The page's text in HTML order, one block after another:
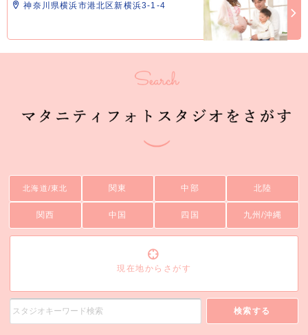
神奈川県横浜市港北区新横浜3-1-4
北海道/東北 関東 中部 北陸
関西 中国 四国 九州/沖縄
現在地からさがす
検索する